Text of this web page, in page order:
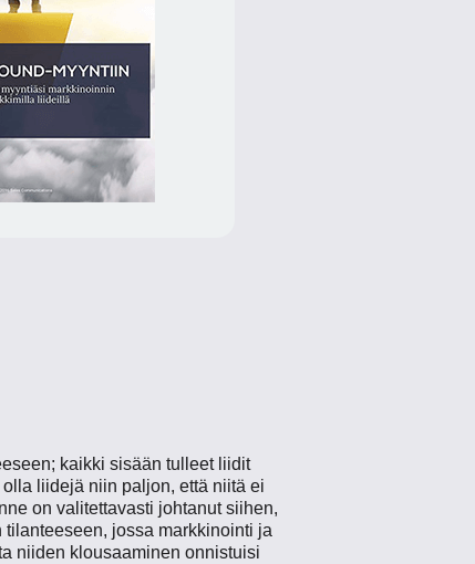
kaikki sisään tulleet liidit
liidejä niin paljon, että niitä ei
on valitettavasti johtanut siihen,
jossa markkinointi ja
niiden klousaaminen onnistuisi